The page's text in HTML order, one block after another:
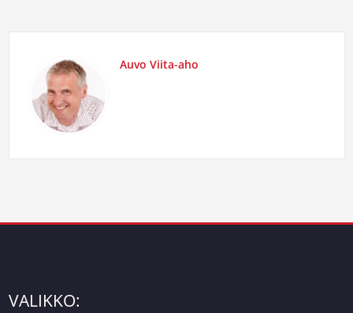
Auvo Viita-aho
VALIKKO: